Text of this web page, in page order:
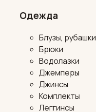
Одежда
Блузы, рубашки
Брюки
Водолазки
Джемперы
Джинсы
Комплекты
Леггинсы